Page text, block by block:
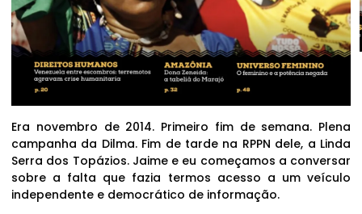
Era novembro de 2014. Primeiro fim de semana. Plena
campanha da Dilma. Fim de tarde na RPPN dele, a Linda
Serra dos Topázios. Jaime e eu começamos a conversar
sobre a falta que fazia termos acesso a um veículo
independente e democrático de informação.